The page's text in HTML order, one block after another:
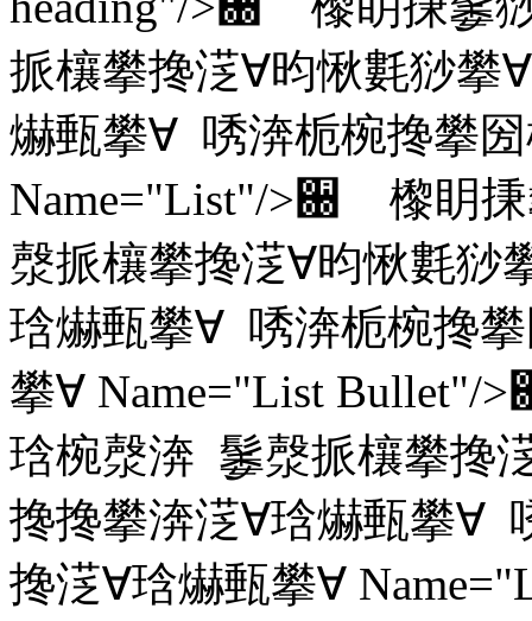
挀欀攀搀㴀∀昀愀氀猀攀
爀甀攀∀ 唀渀栀椀搀攀
Name="List"/>਀ 㰀眀㨀
漀挀欀攀搀㴀∀昀愀氀猀
琀爀甀攀∀ 唀渀栀椀搀
攀∀ Name="List
琀椀漀渀 䰀漀挀欀攀搀
搀搀攀渀㴀∀琀爀甀攀∀
搀㴀∀琀爀甀攀∀